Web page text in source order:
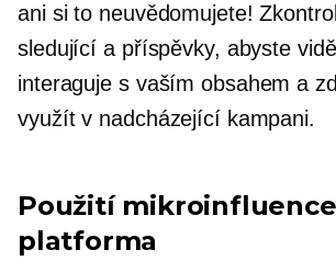
ani si to neuvědomujete!
sledující a příspěvky, abyste
interaguje s vaším obsahem a
využít v nadcházející kampani.
Použití
platforma